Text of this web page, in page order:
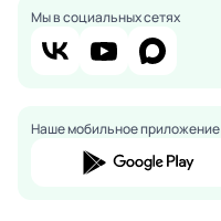
Мы в социальных сетях
Наше мобильное приложение